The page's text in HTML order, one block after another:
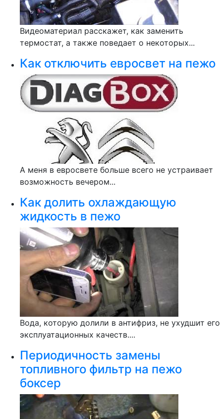
Видеоматериал расскажет, как заменить
термостат, а также поведает о некоторых...
Как отключить евросвет на пежо
А меня в евросвете больше всего не устраивает
возможность вечером...
Как долить охлаждающую
жидкость в пежо
Вода, которую долили в антифриз, не ухудшит его
эксплуатационных качеств....
Периодичность замены
топливного фильтр на пежо
боксер